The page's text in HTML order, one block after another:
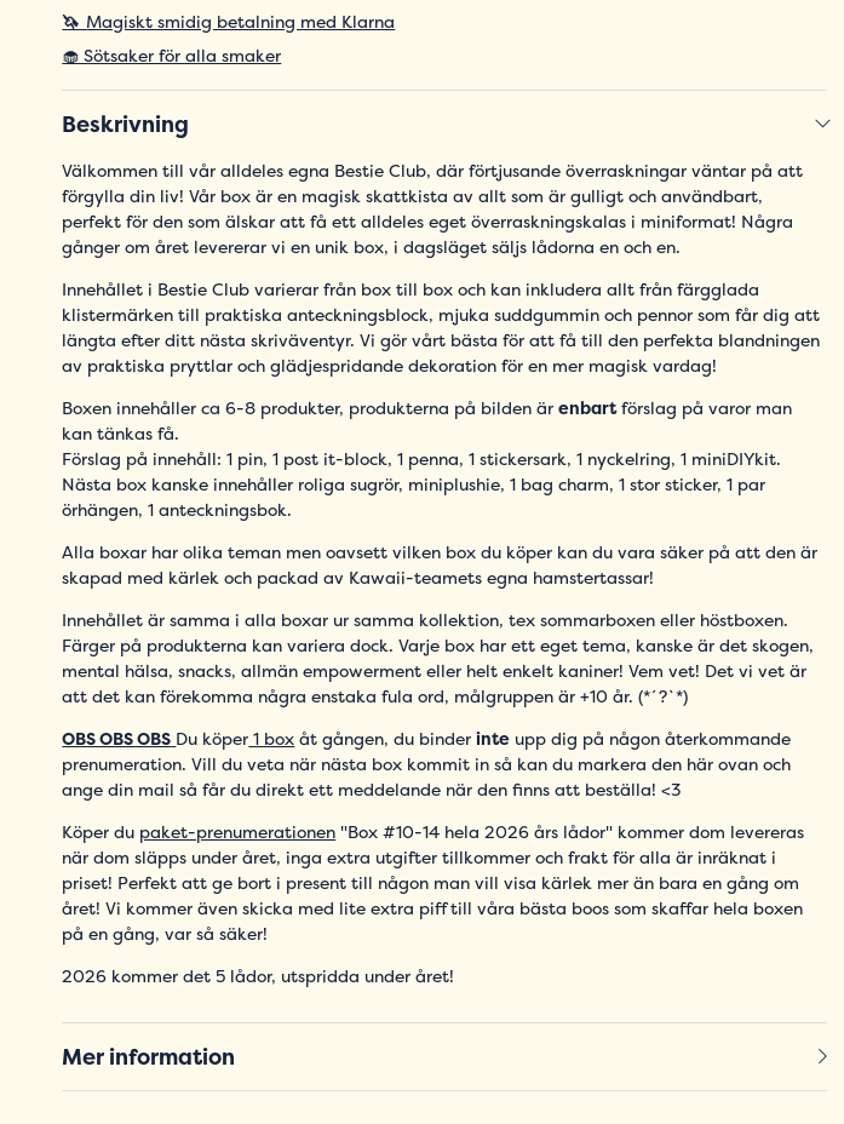
🦄 Magiskt smidig betalning med Klarna
🧁 Sötsaker för alla smaker
Beskrivning
Välkommen till vår alldeles egna Bestie Club, där förtjusande överraskningar väntar på att
förgylla din liv! Vår box är en magisk skattkista av allt som är gulligt och användbart,
perfekt för den som älskar att få ett alldeles eget överraskningskalas i miniformat! Några
gånger om året levererar vi en unik box, i dagsläget säljs lådorna en och en.
Innehållet i Bestie Club varierar från box till box och kan inkludera allt från färgglada
klistermärken till praktiska anteckningsblock, mjuka suddgummin och pennor som får dig att
längta efter ditt nästa skriväventyr. Vi gör vårt bästa för att få till den perfekta blandningen
av praktiska pryttlar och glädjespridande dekoration för en mer magisk vardag!
Boxen innehåller ca 6-8 produkter, produkterna på bilden ärenbart förslag på varor man
kan tänkas få.
Förslag på innehåll: 1 pin, 1 post it-block, 1 penna, 1 stickersark, 1 nyckelring, 1 miniDIYkit.
Nästa box kanske innehåller roliga sugrör, miniplushie, 1 bag charm, 1 stor sticker, 1 par
örhängen, 1 anteckningsbok.
Alla boxar har olika teman men oavsett vilken box du köper kan du vara säker på att den är
skapad med kärlek och packad av Kawaii-teamets egna hamstertassar!
Innehållet är samma i alla boxar ur samma kollektion, tex sommarboxen eller höstboxen.
Färger på produkterna kan variera dock. Varje box har ett eget tema, kanske är det skogen,
mental hälsa, snacks, allmän empowerment eller helt enkelt kaniner! Vem vet! Det vi vet är
att det kan förekomma några enstaka fula ord, målgruppen är +10 år.(*´?`*)
OBS OBS OBS Du köper 1 box åt gången, du binderinte upp dig på någon återkommande
prenumeration. Vill du veta när nästa box kommit in så kan du markera den här ovan och
ange din mail så får du direkt ett meddelande när den finns att beställa! <3
Köper du paket-prenumerationen "Box #10-14 hela 2026 års lådor" kommer dom levereras
när dom släpps under året, inga extra utgifter tillkommer och frakt för alla är inräknat i
priset! Perfekt att ge bort i present till någon man vill visa kärlek mer än bara en gång om
året! Vi kommer även skicka med lite extra piff till våra bästa boos som skaffar hela boxen
på en gång, var så säker!
2026 kommer det 5 lådor, utspridda under året!
Mer information